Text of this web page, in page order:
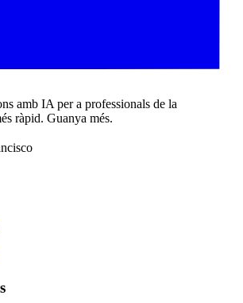
amb IA per a professionals de la
ràpid. Guanya més.